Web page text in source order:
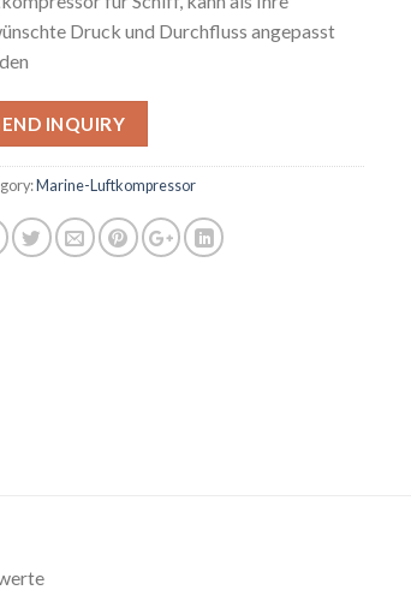
Druck und Durchfluss angepasst
INQUIRY
Marine-Luftkompressor